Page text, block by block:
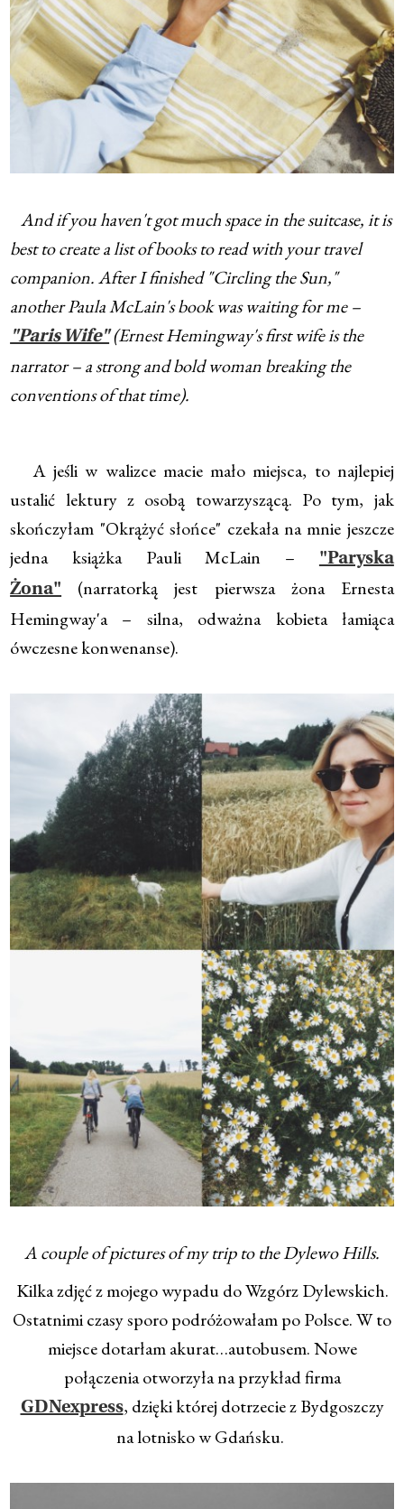
And if you haven't got much space in the suitcase, it is
best to create a list of books to read with your travel
companion. After I finished "Circling the Sun,"
another Paula McLain's book was waiting for me –
"Paris Wife"(Ernest Hemingway's first wife is the
narrator – a strong and bold woman breaking the
conventions of that time).
A jeśli w walizce macie mało miejsca, to najlepiej
ustalić lektury z osobą towarzyszącą. Po tym, jak
skończyłam "Okrążyć słońce" czekała na mnie jeszcze
jedna książka Pauli McLain –
"Paryska
Żona"
(narratorką jest pierwsza żona Ernesta
Hemingway'a – silna, odważna kobieta łamiąca
ówczesne konwenanse).
A couple of pictures of my trip to the Dylewo Hills.
Kilka zdjęć z mojego wypadu do Wzgórz Dylewskich.
Ostatnimi czasy sporo podróżowałam po Polsce. W to
miejsce dotarłam akurat…autobusem. Nowe
połączenia otworzyła na przykład firma
GDNexpress, dzięki której dotrzecie z Bydgoszczy
na lotnisko w Gdańsku.